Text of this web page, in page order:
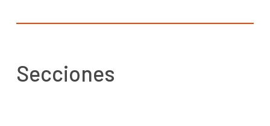
Secciones